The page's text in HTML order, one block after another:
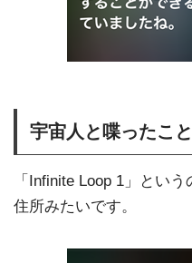
宇宙人と喋ったこ
「Infinite Loop 1」とい
住所みたいです。